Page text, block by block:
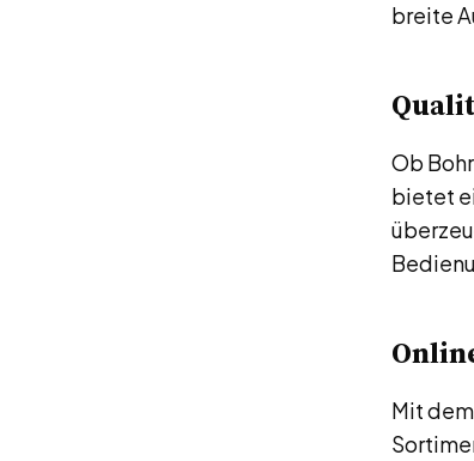
breite
Ob
bietet
Mit